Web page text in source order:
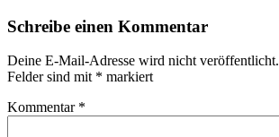
Schreibe einen Kommentar
Deine E-Mail-Adresse wird nicht veröffentlicht.
Felder sind mit * markiert
Kommentar *